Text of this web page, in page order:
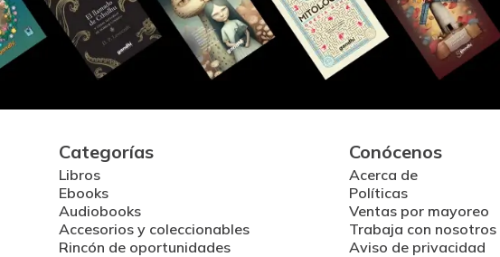
Categorías
Libros
Ebooks
Audiobooks
Accesorios y coleccionables
Rincón de oportunidades
Conócenos
Acerca de
Políticas
Ventas por mayoreo
Trabaja con nosotros
Aviso de privacidad